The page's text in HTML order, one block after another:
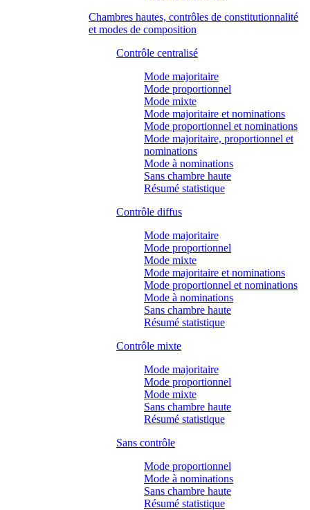
Chambres hautes, contrôles de constitutionnalité
et modes de composition
Contrôle centralisé
Mode majoritaire
Mode proportionnel
Mode mixte
Mode majoritaire et nominations
Mode proportionnel et nominations
Mode majoritaire, proportionnel et
nominations
Mode à nominations
Sans chambre haute
Résumé statistique
Contrôle diffus
Mode majoritaire
Mode proportionnel
Mode mixte
Mode majoritaire et nominations
Mode proportionnel et nominations
Mode à nominations
Sans chambre haute
Résumé statistique
Contrôle mixte
Mode majoritaire
Mode proportionnel
Mode mixte
Sans chambre haute
Résumé statistique
Sans contrôle
Mode proportionnel
Mode à nominations
Sans chambre haute
Résumé statistique